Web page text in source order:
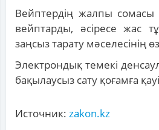
Вейптердің жалпы
вейптарды, әсіресе жас
заңсыз тарату мәселесінің
Электрондық темекі
бақылаусыз сату қоғамға
Источник: zakon.kz